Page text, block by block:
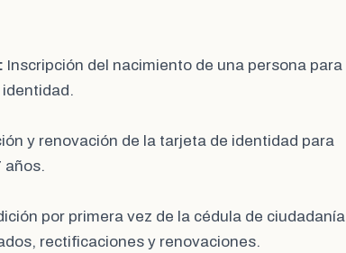
Inscripción del nacimiento de una persona para
y renovación de la tarjeta de identidad para
años.
por primera vez de la cédula de ciudadanía
rectificaciones y renovaciones.